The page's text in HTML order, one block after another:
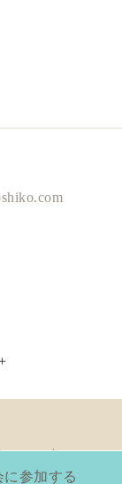
に参加する
reserved.